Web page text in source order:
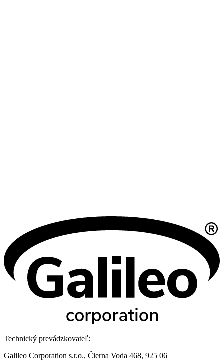
Technický prevádzkovateľ:
Galileo Corporation s.r.o., Čierna Voda 468, 925 06